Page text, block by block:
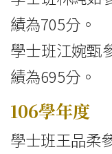
績為705分。
學士班江婉甄
績為695分。
106學年度
學士班王品柔